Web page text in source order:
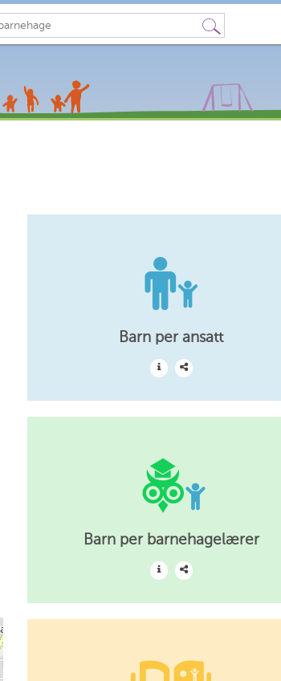
Søk
Barn per ansatt
Barn per barnehagelærer